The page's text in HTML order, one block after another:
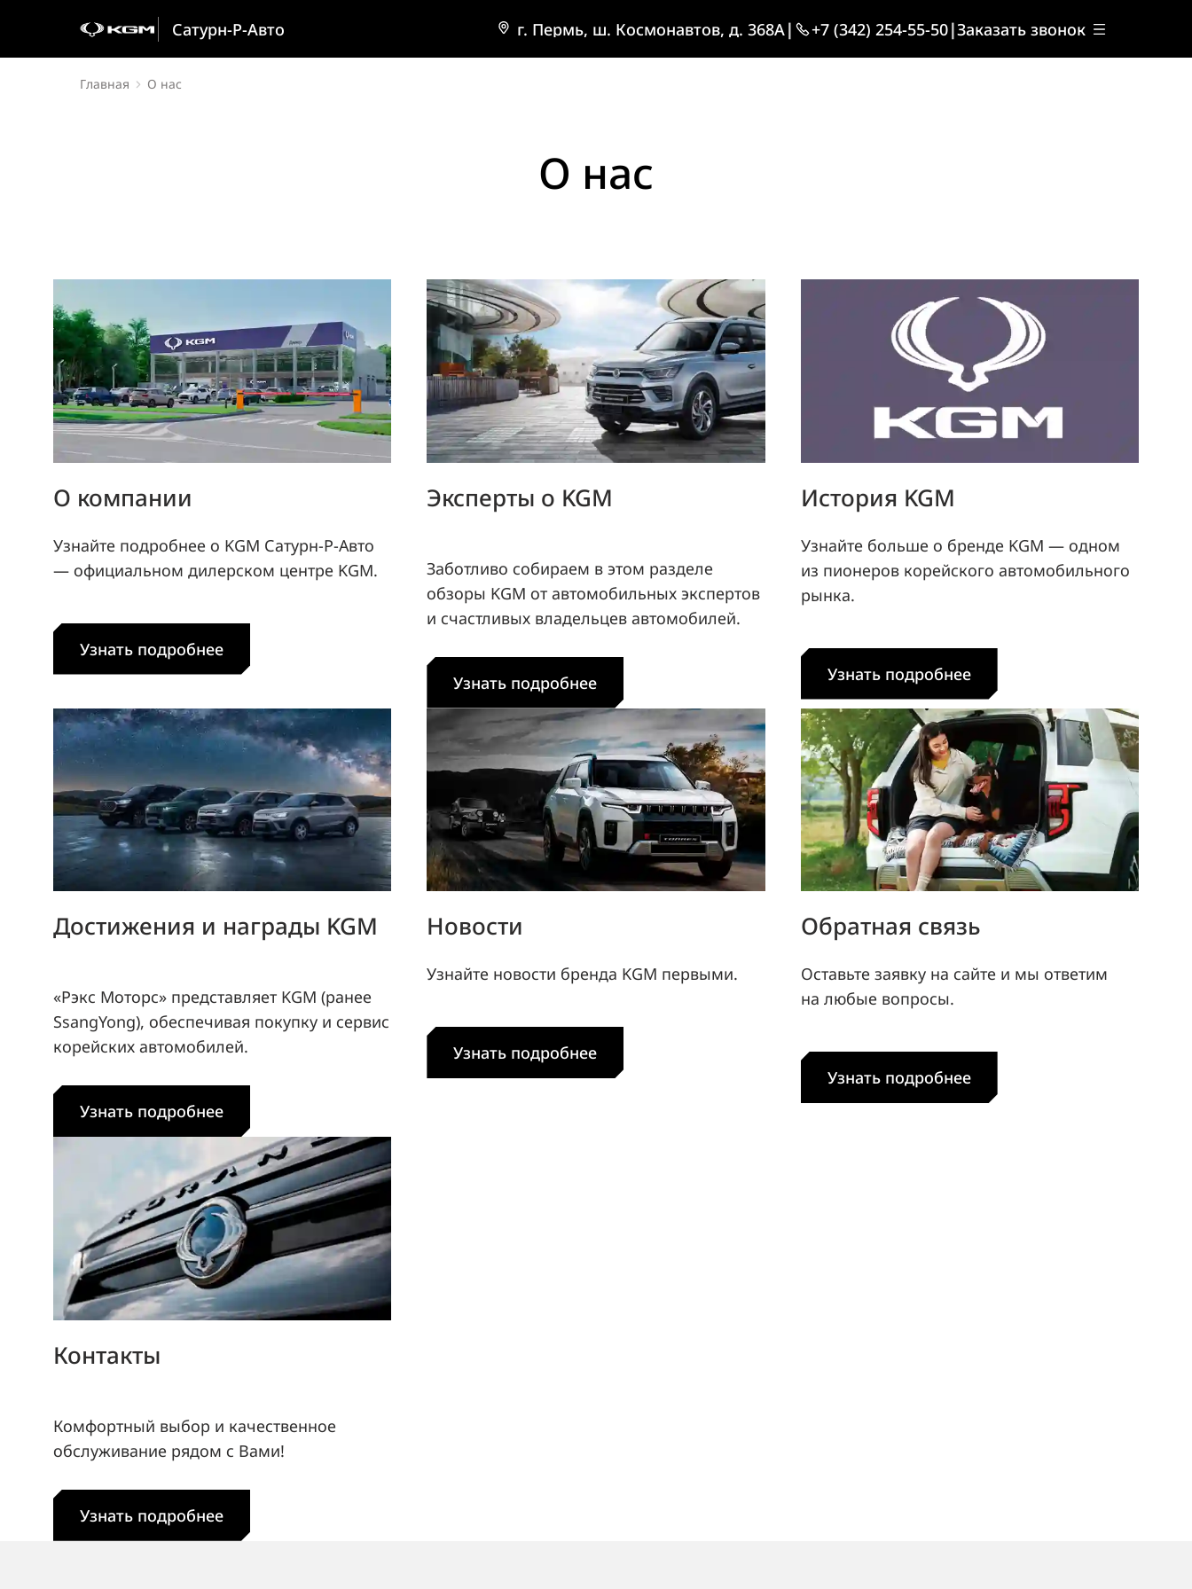
Сатурн-Р-Авто г. Пермь, ш. Космонавтов, д. 368А| +7 (342) 254-55-50|Заказать звонок
Главная О нас
О нас
О компании
Узнайте подробнее о KGM Сатурн-Р-Авто
— официальном дилерском центре KGM.
Узнать подробнее
Эксперты о KGM
Заботливо собираем в этом разделе
обзоры KGM от автомобильных экспертов
и счастливых владельцев автомобилей.
Узнать подробнее
История KGM
Узнайте больше о бренде KGM — одном
из пионеров корейского автомобильного
рынка.
Узнать подробнее
Достижения и награды KGM
«Рэкс Моторс» представляет KGM (ранее
SsangYong), обеспечивая покупку и сервис
корейских автомобилей.
Узнать подробнее
Новости
Узнайте новости бренда KGM первыми.
Узнать подробнее
Обратная связь
Оставьте заявку на сайте и мы ответим
на любые вопросы.
Узнать подробнее
Контакты
Комфортный выбор и качественное
обслуживание рядом с Вами!
Узнать подробнее